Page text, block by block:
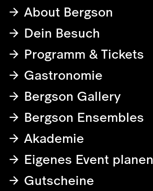
About Bergson
Dein Besuch
Programm & Tickets
Gastronomie
Bergson Gallery
Bergson Ensembles
Akademie
Eigenes Event planen
Gutscheine